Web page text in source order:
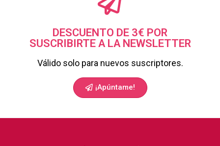
DESCUENTO DE 3€ POR
SUSCRIBIRTE A LA NEWSLETTER
Válido solo para nuevos suscriptores.
¡Apúntame!